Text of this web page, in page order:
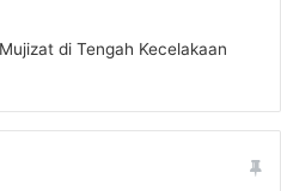
di Tengah Kecelakaan